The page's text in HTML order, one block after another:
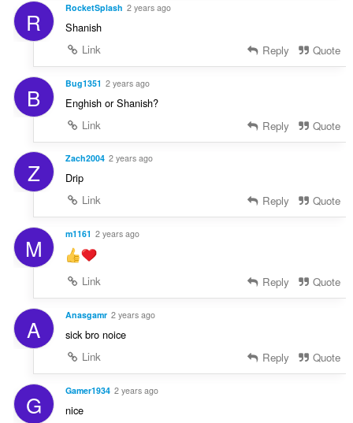
R RocketSplash 2 years ago
Shanish
Link
Reply Quote
B Bug1351 2 years ago
Enghish or Shanish?
Link
Reply Quote
Z Zach2004 2 years ago
Drip
Link
Reply Quote
M m1161 2 years ago
Link Reply Quote
A Anasgamr 2 years ago
sick bro noice
Link
Reply Quote
G Gamer1934 2 years ago
nice